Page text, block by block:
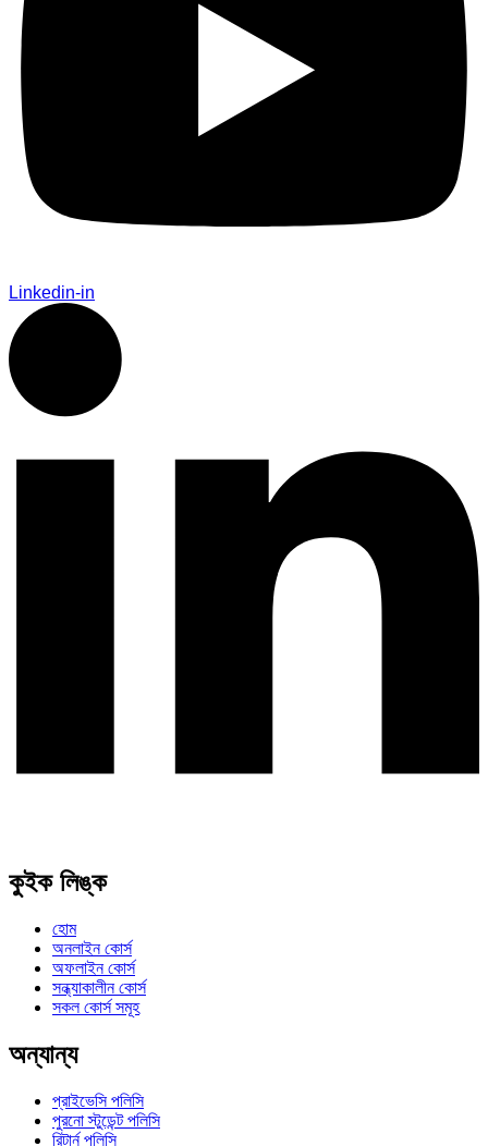
Linkedin-in
কুইক লিঙ্ক
হোম
অনলাইন কোর্স
অফলাইন কোর্স
সন্ধ্যাকালীন কোর্স
সকল কোর্স সমূহ
অন্যান্য
প্রাইভেসি পলিসি
পুরনো স্টুডেন্ট পলিসি
রিটার্ন পলিসি